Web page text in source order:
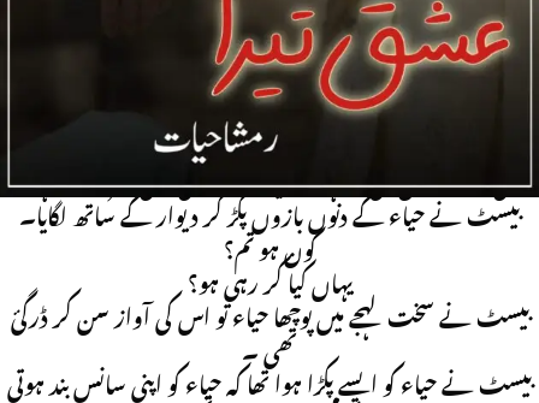
اس نے اسے اس مال میں بلاوایا تھا دراصل وہ شخص کوئی اور
نہیں بیسٹ ہی تھا۔
لیکن یہ بات وہ شخص نہیں جانتا تھااور وہ شخص آج اپنے لالچ کی
وجہ سے مرا پڑا تھا۔
بیسٹ پھرتی س حیاء کے پاس آیا جو ابھی بھی سامنے دیکھ رہی
تھی اسے حوش ہی نہ رہا ک ایک اور آدمی بھی کھڑا ہوا ہے ۔
بیسٹ نے حیاء کے دنوں بازوں پکڑ کر دیوار کے ساتھ لگایا۔
کون ہو تم؟
یہاں کیا کر رہی ہو؟
بیسٹ نے سخت لہجے میں پوچھا حیاء تو اس کی آواز سن کر ڈرگیٔ
تھی ۔
بیسٹ نے حیاء کو ایسے پکڑا ہوا تھا کہ حیاء کو اپنی سانس بند ہوتی